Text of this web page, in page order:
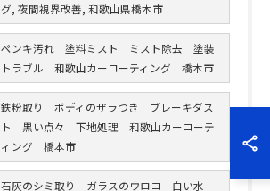
グ, 夜間視界改善, 和歌山県橋本市
ペンキ汚れ 塗料ミスト ミスト除去 塗装
トラブル 和歌山カーコーティング 橋本市
鉄粉取り ボディのザラつき ブレーキダス
ト 黒い点々 下地処理 和歌山カーコーテ
ィング 橋本市
石灰のシミ取り ガラスのウロコ 白い水